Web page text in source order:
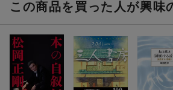
この商品を買った人が興味